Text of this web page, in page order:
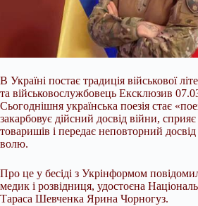
В Україні постає традиція військової
та військовослужбовець Ексклюзив
Сьогоднішня українська поезія стає
закарбовує дійсний досвід війни,
товаришів і передає неповторний досвід
волю.
Про це у бесіді з Укрінформом
медик і розвідниця, удостоєна
Тараса Шевченка Ярина Чорногуз.